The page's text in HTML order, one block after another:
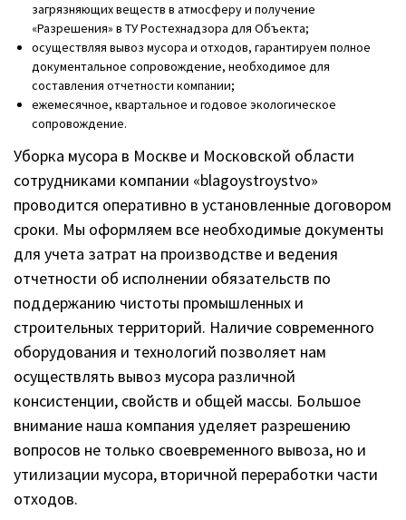
загрязняющих веществ в атмосферу и получение
«Разрешения» в ТУ Ростехнадзора для Объекта;
осуществляя вывоз мусора и отходов, гарантируем полное
документальное сопровождение, необходимое для
составления отчетности компании;
ежемесячное, квартальное и годовое экологическое
сопровождение.
Уборка мусора в Москве и Московской области
сотрудниками компании «blagoystroystvo»
проводится оперативно в установленные договором
сроки. Мы оформляем все необходимые документы
для учета затрат на производстве и ведения
отчетности об исполнении обязательств по
поддержанию чистоты промышленных и
строительных территорий. Наличие современного
оборудования и технологий позволяет нам
осуществлять вывоз мусора различной
консистенции, свойств и общей массы. Большое
внимание наша компания уделяет разрешению
вопросов не только своевременного вывоза, но и
утилизации мусора, вторичной переработки части
отходов.